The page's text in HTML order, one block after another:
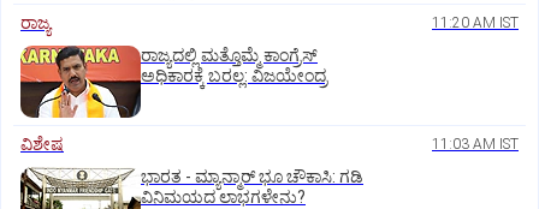
ರಾಜ್ಯ
11:20 AM IST
ರಾಜ್ಯದಲ್ಲಿ ಮತ್ತೊಮ್ಮೆ ಕಾಂಗ್ರೆಸ್‌
ಅಧಿಕಾರಕ್ಕೆ ಬರಲ್ಲ: ವಿಜಯೇಂದ್ರ
ವಿಶೇಷ 11:03 AM IST
ಭಾರತ -‌ ಮ್ಯಾನ್ಮಾರ್ ಭೂ ಚೌಕಾಸಿ: ಗಡಿ
ವಿನಿಮಯದ ಲಾಭಗಳೇನು?